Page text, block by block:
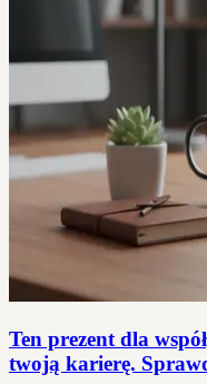
Ten prezent dla
twoją karierę.